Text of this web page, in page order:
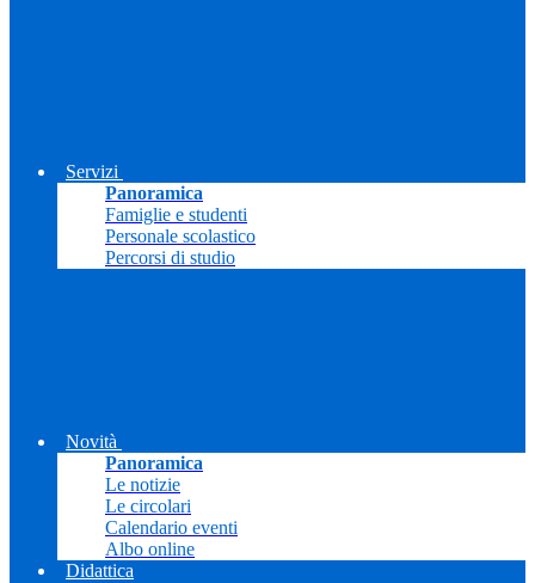
Servizi
Panoramica
Famiglie e studenti
Personale scolastico
Percorsi di studio
Novità
Panoramica
Le notizie
Le circolari
Calendario eventi
Albo online
Didattica